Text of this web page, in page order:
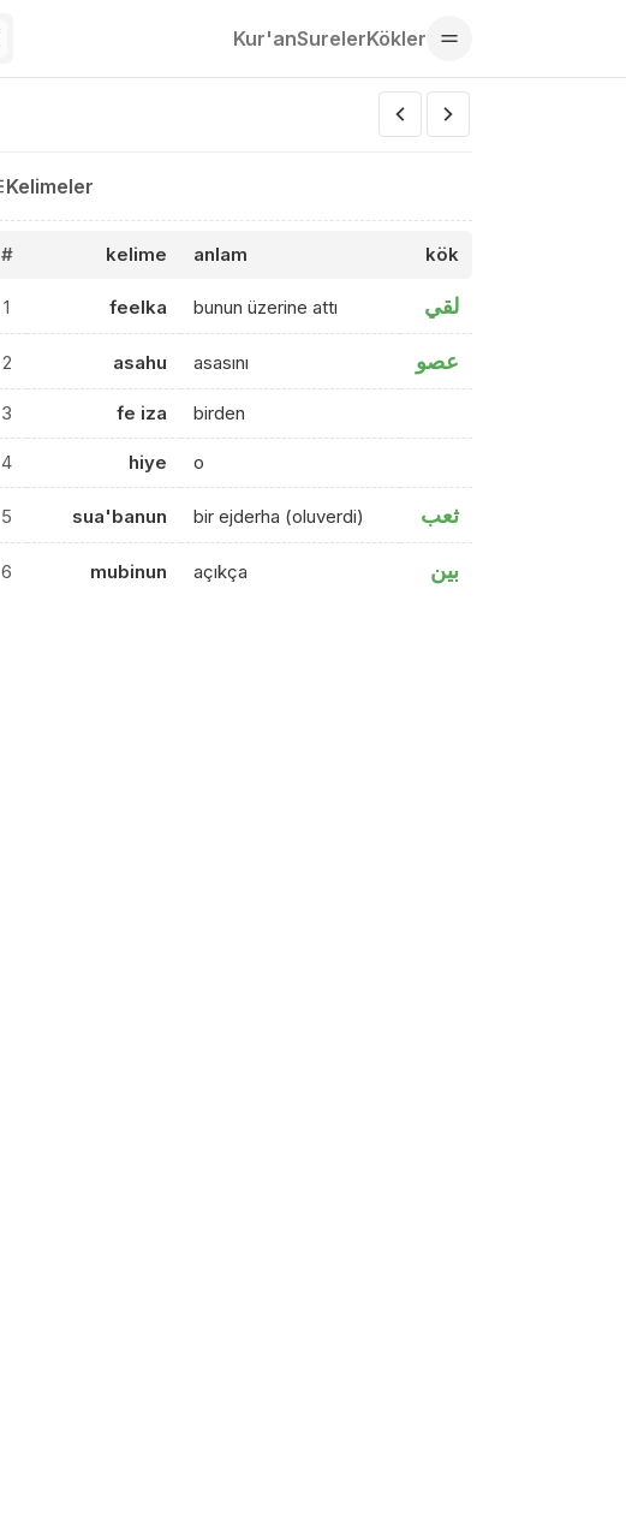
Kur'anSurelerKökler
Kelimeler
# kelime anlam kök
1 feelka bunun üzerine attı لقي
2 asahu asasını عصو
3 fe iza birden
4 hiye o
5 sua'banun bir ejderha (oluverdi) ثعب
6 mubinun açıkça بين